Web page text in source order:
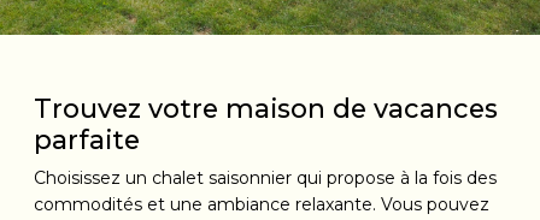
Trouvez votre maison de vacances
parfaite
Choisissez un chalet saisonnier qui propose à la fois des
commodités et une ambiance relaxante. Vous pouvez